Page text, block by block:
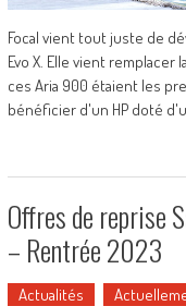
Focal vient tout juste de
Evo X. Elle vient remplacer
ces Aria 900 étaient les
bénéficier d'un HP doté
Offres de reprise
– Rentrée 2023
Actualités